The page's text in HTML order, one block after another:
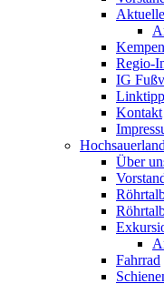
Regio-
IG
Kontakt
Hochsauerland
Über
Fahrrad